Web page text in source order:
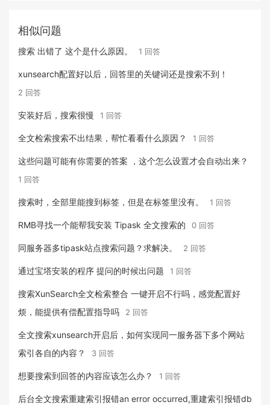
相似问题
搜索 出错了 这个是什么原因。 1 回答
xunsearch配置好以后，回答里的关键词还是搜索不到！
2 回答
安装好后，搜索很慢 1 回答
全文检索搜索不出结果，帮忙看看什么原因？ 1 回答
这些问题可能有你需要的答案 ，这个怎么设置才会自动出来？
1 回答
搜索时，全部里能搜到标签，但是在标签里没有。 1 回答
RMB寻找一个能帮我安装 Tipask 全文搜索的 0 回答
同服务器多tipask站点搜索问题？求解决。 2 回答
通过宝塔安装的程序 提问的时候出问题 1 回答
搜索XunSearch全文检索整合 一键开启不行吗，感觉配置好
烦，能提供有偿配置指导吗
2 回答
全文搜索xunsearch开启后，如何实现同一服务器下多个网站
索引各自的内容？
3 回答
想要搜索到回答的内容应该怎么办？ 1 回答
后台全文搜索重建索引报错an error occurred,重建索引报错db